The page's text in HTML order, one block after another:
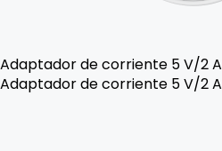
Adaptador de corriente 5 V/2 A
Adaptador de corriente 5 V/2 A